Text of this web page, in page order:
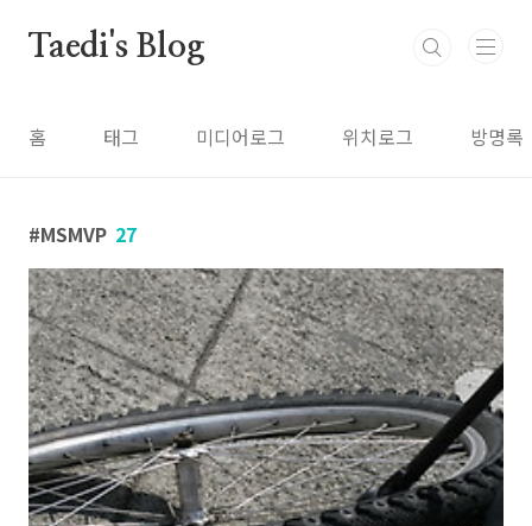
Taedi's Blog
홈 태그 미디어로그 위치로그 방명록
MSMVP 27